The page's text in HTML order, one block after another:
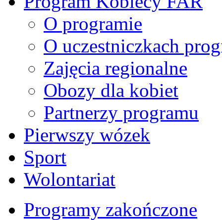
O programie
O uczestniczkach
Zajęcia regionalne
Obozy dla kobiet
Partnerzy programu
Pierwszy wózek
Sport
Wolontariat
Programy zakończone